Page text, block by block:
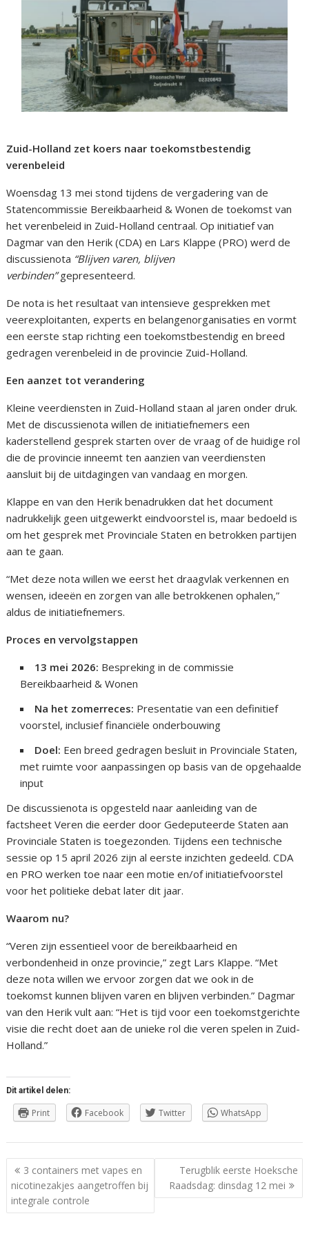
Zuid-Holland zet koers naar toekomstbestendig
verenbeleid
Woensdag 13 mei stond tijdens de vergadering van de
Statencommissie Bereikbaarheid & Wonen de toekomst van
het verenbeleid in Zuid-Holland centraal. Op initiatief van
Dagmar van den Herik (CDA) en Lars Klappe (PRO) werd de
discussienota “Blijven varen, blijven
verbinden”gepresenteerd.
De nota is het resultaat van intensieve gesprekken met
veerexploitanten, experts en belangenorganisaties en vormt
een eerste stap richting een toekomstbestendig en breed
gedragen verenbeleid in de provincie Zuid-Holland.
Een aanzet tot verandering
Kleine veerdiensten in Zuid-Holland staan al jaren onder druk.
Met de discussienota willen de initiatiefnemers een
kaderstellend gesprek starten over de vraag of de huidige rol
die de provincie inneemt ten aanzien van veerdiensten
aansluit bij de uitdagingen van vandaag en morgen.
Klappe en van den Herik benadrukken dat het document
nadrukkelijk geen uitgewerkt eindvoorstel is, maar bedoeld is
om het gesprek met Provinciale Staten en betrokken partijen
aan te gaan.
“Met deze nota willen we eerst het draagvlak verkennen en
wensen, ideeën en zorgen van alle betrokkenen ophalen,”
aldus de initiatiefnemers.
Proces en vervolgstappen
13 mei 2026: Bespreking in de commissie
Bereikbaarheid & Wonen
Na het zomerreces: Presentatie van een definitief
voorstel, inclusief financiële onderbouwing
Doel: Een breed gedragen besluit in Provinciale Staten,
met ruimte voor aanpassingen op basis van de opgehaalde
input
De discussienota is opgesteld naar aanleiding van de
factsheet Veren die eerder door Gedeputeerde Staten aan
Provinciale Staten is toegezonden. Tijdens een technische
sessie op 15 april 2026 zijn al eerste inzichten gedeeld. CDA
en PRO werken toe naar een motie en/of initiatiefvoorstel
voor het politieke debat later dit jaar.
Waarom nu?
“Veren zijn essentieel voor de bereikbaarheid en
verbondenheid in onze provincie,” zegt Lars Klappe. “Met
deze nota willen we ervoor zorgen dat we ook in de
toekomst kunnen blijven varen en blijven verbinden.” Dagmar
van den Herik vult aan: “Het is tijd voor een toekomstgerichte
visie die recht doet aan de unieke rol die veren spelen in Zuid-
Holland.”
Dit artikel delen:
Print Facebook Twitter WhatsApp
Berichtnavigatie
3 containers met vapes en
nicotinezakjes aangetroffen bij
integrale controle
Terugblik eerste Hoeksche
Raadsdag: dinsdag 12 mei